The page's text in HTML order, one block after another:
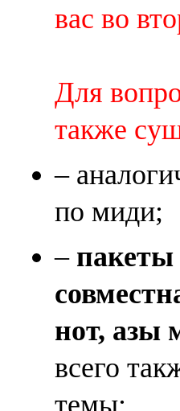
вас во
Для
также
–
по миди;
–
нот, азы
всего